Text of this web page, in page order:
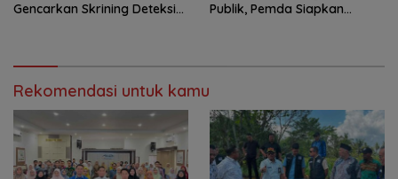
Gencarkan Skrining Deteksi
Publik, Pemda Siapkan
Rekomendasi untuk kamu